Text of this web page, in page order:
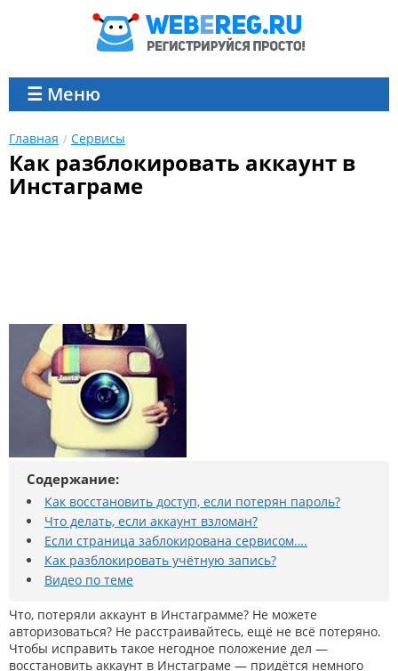
☰ Меню
Главная Сервисы
Как разблокировать аккаунт в
Инстаграме
Содержание:
Как восстановить доступ, если потерян пароль?
Что делать, если аккаунт взломан?
Если страница заблокирована сервисом….
Как разблокировать учётную запись?
Видео по теме
Что, потеряли аккаунт в Инстаграмме? Не можете
авторизоваться? Не расстраивайтесь, ещё не всё потеряно.
Чтобы исправить такое негодное положение дел —
восстановить аккаунт в Инстаграме — придётся немного